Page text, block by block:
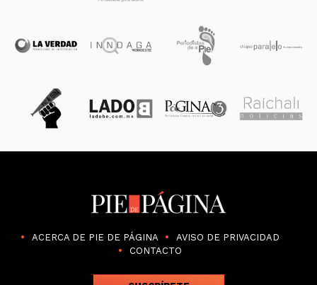
ACERCA DE PIE DE PÁGINA
AVISO DE PRIVACIDAD
CONTACTO